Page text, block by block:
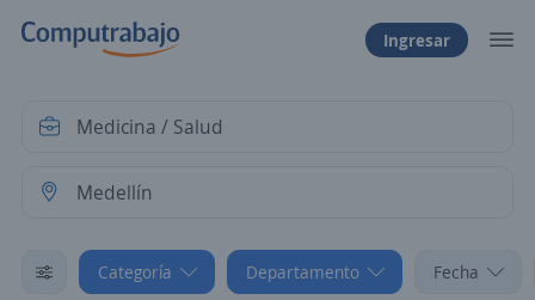
Ingresar
Categoría Departamento Fecha